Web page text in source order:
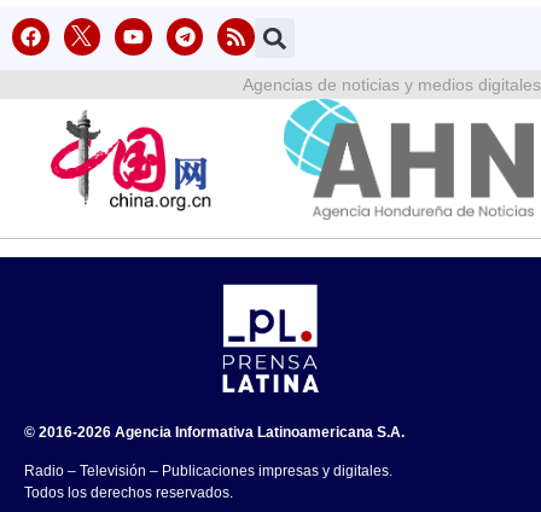
Agencias de noticias y medios digitales
© 2016-2026 Agencia Informativa Latinoamericana S.A.
Radio – Televisión – Publicaciones impresas y digitales.
Todos los derechos reservados.